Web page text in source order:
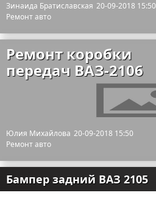
Зинаида Братиславская 20-09-2018 15:50
Ремонт авто
Ремонт коробки
передач ВАЗ-2106
Юлия Михайлова 20-09-2018 15:50
Ремонт авто
Бампер задний ВАЗ 2105